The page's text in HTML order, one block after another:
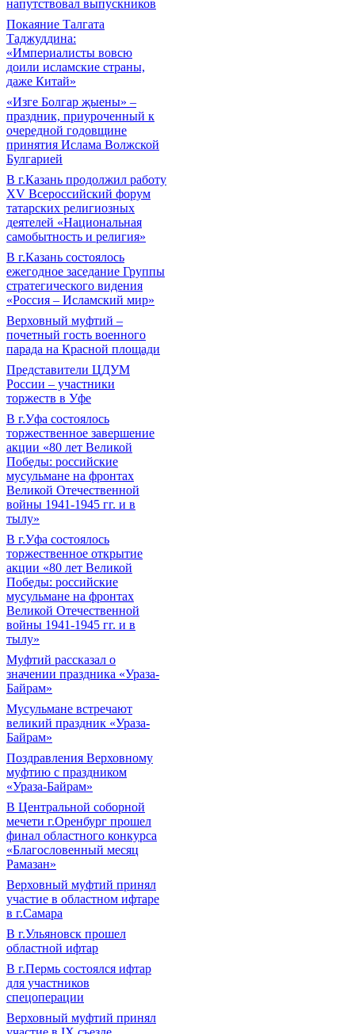
напутствовал выпускников
Покаяние Талгата
Таджуддина:
«Империалисты вовсю
доили исламские страны,
даже Китай»
«Изге Болгар җыены» –
праздник, приуроченный к
очередной годовщине
принятия Ислама Волжской
Булгарией
В г.Казань продолжил работу
XV Всероссийский форум
татарских религиозных
деятелей «Национальная
самобытность и религия»
В г.Казань состоялось
ежегодное заседание Группы
стратегического видения
«Россия – Исламский мир»
Верховный муфтий –
почетный гость военного
парада на Красной площади
Представители ЦДУМ
России – участники
торжеств в Уфе
В г.Уфа состоялось
торжественное завершение
акции «80 лет Великой
Победы: российские
мусульмане на фронтах
Великой Отечественной
войны 1941-1945 гг. и в
тылу»
В г.Уфа состоялось
торжественное открытие
акции «80 лет Великой
Победы: российские
мусульмане на фронтах
Великой Отечественной
войны 1941-1945 гг. и в
тылу»
Муфтий рассказал о
значении праздника «Ураза-
Байрам»
Мусульмане встречают
великий праздник «Ураза-
Байрам»
Поздравления Верховному
муфтию с праздником
«Ураза-Байрам»
В Центральной соборной
мечети г.Оренбург прошел
финал областного конкурса
«Благословенный месяц
Рамазан»
Верховный муфтий принял
участие в областном ифтаре
в г.Самара
В г.Ульяновск прошел
областной ифтар
В г.Пермь состоялся ифтар
для участников
спецоперации
Верховный муфтий принял